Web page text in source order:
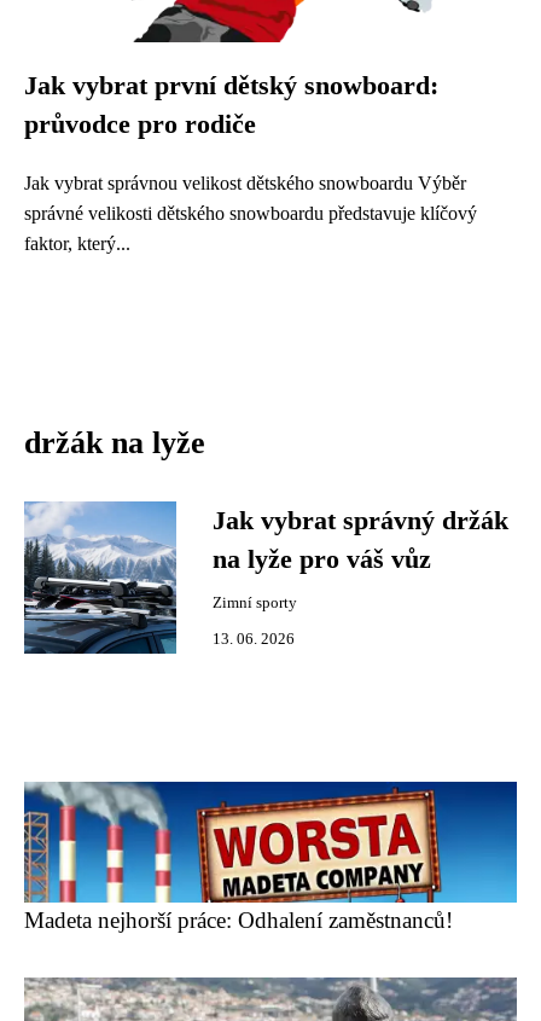
Jak vybrat první dětský snowboard:
průvodce pro rodiče
Jak vybrat správnou velikost dětského snowboardu Výběr
správné velikosti dětského snowboardu představuje klíčový
faktor, který...
držák na lyže
Jak vybrat správný držák
na lyže pro váš vůz
Zimní sporty
13. 06. 2026
Madeta nejhorší práce: Odhalení zaměstnanců!